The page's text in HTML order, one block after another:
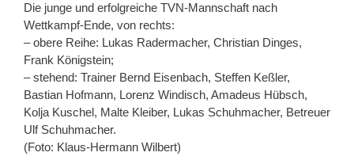
Die junge und erfolgreiche TVN-Mannschaft nach
Wettkampf-Ende, von rechts:
– obere Reihe: Lukas Radermacher, Christian Dinges,
Frank Königstein;
– stehend: Trainer Bernd Eisenbach, Steffen Keßler,
Bastian Hofmann, Lorenz Windisch, Amadeus Hübsch,
Kolja Kuschel, Malte Kleiber, Lukas Schuhmacher, Betreuer
Ulf Schuhmacher.
(Foto: Klaus-Hermann Wilbert)